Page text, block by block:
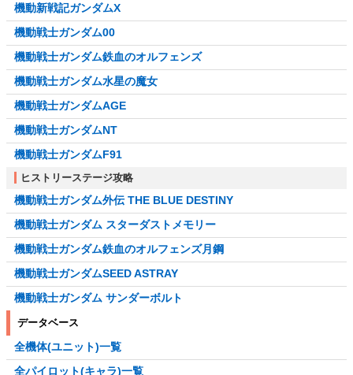
機動新戦記ガンダムX
機動戦士ガンダム00
機動戦士ガンダム鉄血のオルフェンズ
機動戦士ガンダム水星の魔女
機動戦士ガンダムAGE
機動戦士ガンダムNT
機動戦士ガンダムF91
ヒストリーステージ攻略
機動戦士ガンダム外伝 THE BLUE DESTINY
機動戦士ガンダム スターダストメモリー
機動戦士ガンダム鉄血のオルフェンズ月鋼
機動戦士ガンダムSEED ASTRAY
機動戦士ガンダム サンダーボルト
データベース
全機体(ユニット)一覧
全パイロット(キャラ)一覧